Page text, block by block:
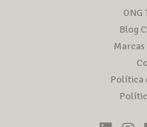
ONG
Blog
Política